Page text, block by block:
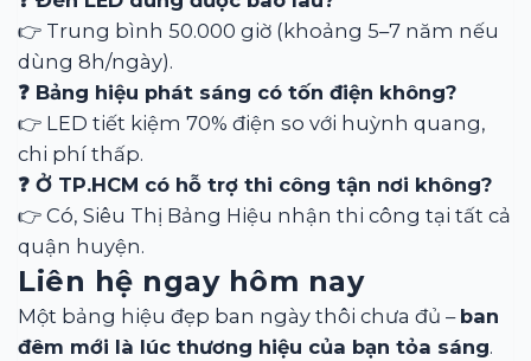
👉 Trung bình 50.000 giờ (khoảng 5–7 năm nếu
dùng 8h/ngày).
❓ Bảng hiệu phát sáng có tốn điện không?
👉 LED tiết kiệm 70% điện so với huỳnh quang,
chi phí thấp.
❓ Ở TP.HCM có hỗ trợ thi công tận nơi không?
👉 Có, Siêu Thị Bảng Hiệu nhận thi công tại tất cả
quận huyện.
Liên hệ ngay hôm nay
Một bảng hiệu đẹp ban ngày thôi chưa đủ – ban
đêm mới là lúc thương hiệu của bạn tỏa sáng.